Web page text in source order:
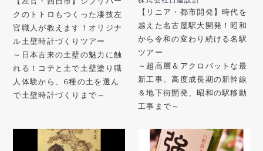
クのトトロもつくった凄技左
官職人が教えます！オリジナ
ル土壁時計づくりツアー
～日本古来の土壁の魅力に触
れる！コテと土で土壁塗り職
人体験から、6種の土を選ん
で土壁時計づくりまで～
【リニア・都市開発】時代を
越えた名古屋駅大開発！昭和
から令和の変わり続ける名駅
ツアー
～超高層＆アクロバットな最
新工事、高度成長期の新幹線
＆地下街開発、昭和の駅移動
工事まで～